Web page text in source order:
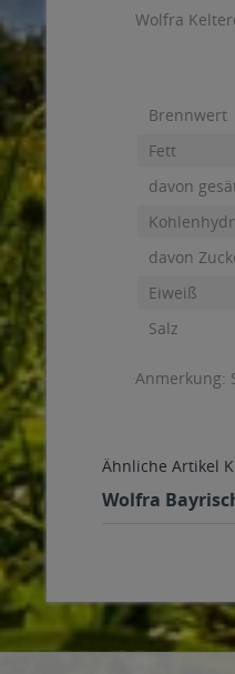
Wolfra
Brennwert
Fett
davon
davon
Eiweiß
Salz
Anmerkung:
Ähnliche Artikel
Wolfra